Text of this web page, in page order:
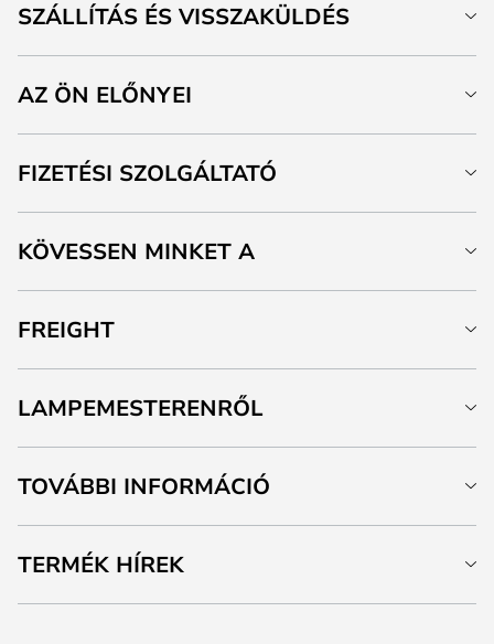
SZÁLLÍTÁS ÉS VISSZAKÜLDÉS
AZ ÖN ELŐNYEI
FIZETÉSI SZOLGÁLTATÓ
KÖVESSEN MINKET A
FREIGHT
LAMPEMESTERENRŐL
TOVÁBBI INFORMÁCIÓ
TERMÉK HÍREK